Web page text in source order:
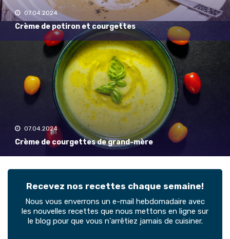
07.04.2024
Crème de potiron et courgettes
07.04.2024
Crème de courgettes de grand-mère
Recevez nos recettes chaque semaine!
Nous vous enverrons un e-mail hebdomadaire avec
les nouvelles recettes que nous mettons en ligne sur
le blog pour que vous n'arrêtiez jamais de cuisiner.